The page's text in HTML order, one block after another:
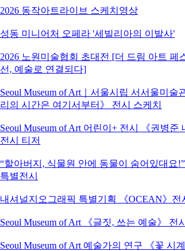
2026 동작아트라이브 스케치영상
성동 미니어처 오페라 '세빌리아의 이발사'
2026 노원미술협회 초대전 [더 드림 아트 페
선, 예술로 연결되다]
Seoul Museum of Art｜서울시립 서서울미술
리의 시간은 여기서부터》 전시 스케치
Seoul Museum of Art 어린이+ 전시 《권병준
전시 티저
“할아버지, 식물원 안에 동물이 숨어있대요
특별전시
내셔널지오그래픽 특별기획 《OCEAN》전
Seoul Museum of Art 《글짓, 쓰는 예술》 전
Seoul Museum of Art 예술가의 연구 《꽃